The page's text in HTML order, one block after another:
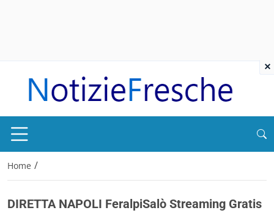
Home /
DIRETTA NAPOLI FeralpiSalò Streaming Gratis
×